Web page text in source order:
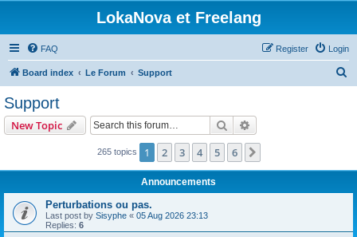
LokaNova et Freelang
FAQ Login
Register
Board index Le Forum Support
Support
New Topic Search
265 topics 1 2 3 4 5 6
Announcements
Perturbations ou pas.
Last post by Sisyphe « 05 Aug 2026 23:13
Replies: 6